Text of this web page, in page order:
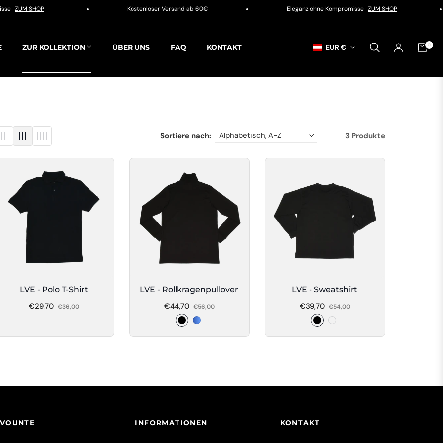
ZUM SHOP Kostenloser Versand ab 60€ Eleganz ohne Kompromisse ZUM SHOP
ZUR KOLLEKTION ÜBER UNS FAQ KONTAKT EUR € 0
Sortiere nach: 3 Produkte
LVE - Polo T-Shirt
Regulärer
€29,70 €36,00Verkaufspreis
LVE - Rollkragenpullover
Regulärer
Preis
€44,70 €56,00Verkaufspreis
LVE - Sweatshirt
Regulärer
Preis
€39,70 €54,00Verkaufspreis
INFORMATIONEN KONTAKT